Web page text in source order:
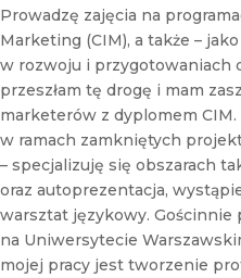
Prowadzę zajęcia na
Marketing (CIM), a także –
w rozwoju i przygotowaniach
przeszłam tę drogę i mam
marketerów z dyplomem
w ramach zamkniętych
– specjalizuję się obszarach
oraz autoprezentacja,
warsztat językowy. Gościnnie
na Uniwersytecie
mojej pracy jest tworzenie